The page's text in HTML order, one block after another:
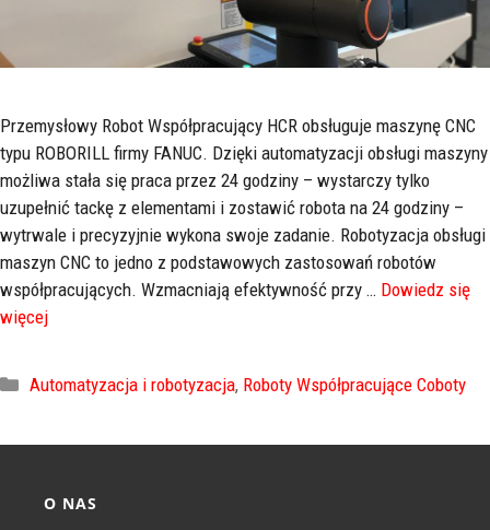
Przemysłowy Robot Współpracujący HCR obsługuje maszynę CNC
typu ROBORILL firmy FANUC. Dzięki automatyzacji obsługi maszyny
możliwa stała się praca przez 24 godziny – wystarczy tylko
uzupełnić tackę z elementami i zostawić robota na 24 godziny –
wytrwale i precyzyjnie wykona swoje zadanie. Robotyzacja obsługi
maszyn CNC to jedno z podstawowych zastosowań robotów
współpracujących. Wzmacniają efektywność przy … Dowiedz się
więcej
Automatyzacja i robotyzacja, Roboty Współpracujące Coboty
O NAS